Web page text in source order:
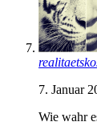
7. Januar
Wie wahr